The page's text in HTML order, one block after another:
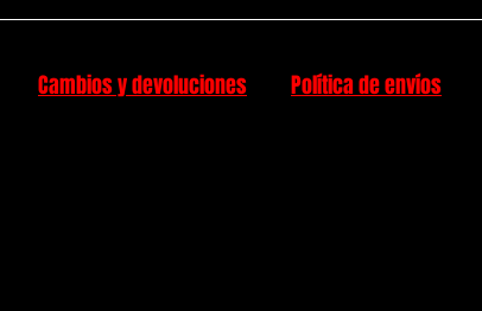
Cambios y devoluciones Política de envíos